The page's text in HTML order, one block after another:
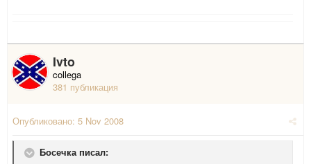
Ivto
collega
381 публикация
Опубликовано: 5 Nov 2008
Босечка писал: